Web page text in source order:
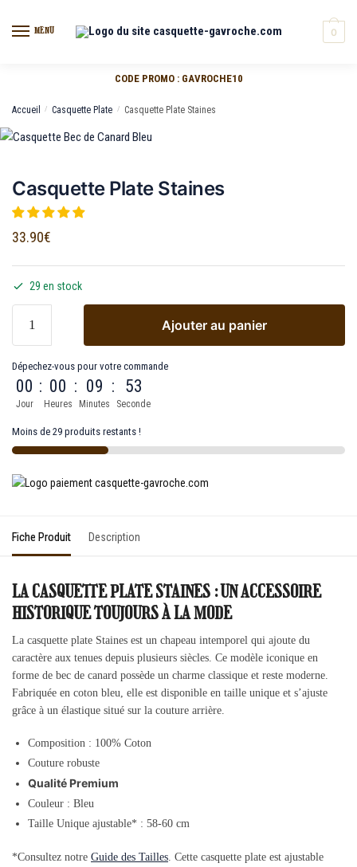
MENU 0
CODE PROMO : GAVROCHE10
Accueil / Casquette Plate / Casquette Plate Staines
Casquette Plate Staines
33.90€
29 en stock
Ajouter au panier
Dépechez-vous pour votre commande
00
Jour
: 00
Heures
: 09
Minutes
: 53
Seconde
Moins de 29 produits restants !
Fiche Produit Description
LA CASQUETTE PLATE STAINES : UN ACCESSOIRE
HISTORIQUE TOUJOURS À LA MODE
La casquette plate Staines est un chapeau intemporel qui ajoute du
caractère aux tenues depuis plusieurs siècles. Ce modèle iconique en
forme de bec de canard possède un charme classique et reste moderne.
Fabriquée en coton bleu, elle est disponible en taille unique et s’ajuste
grâce à un élastique situé sur la couture arrière.
Composition : 100% Coton
Couture robuste
Qualité Premium
Couleur : Bleu
Taille Unique ajustable* : 58-60 cm
*Consultez notre Guide des Tailles . Cette casquette plate est ajustable